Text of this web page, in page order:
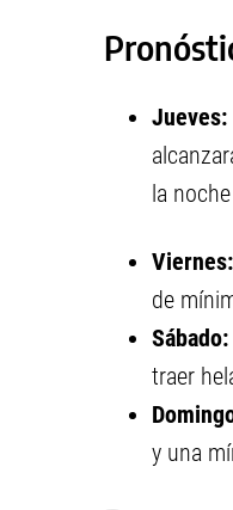
Jueves:
la
Viernes:
de
Sábado:
traer
y una